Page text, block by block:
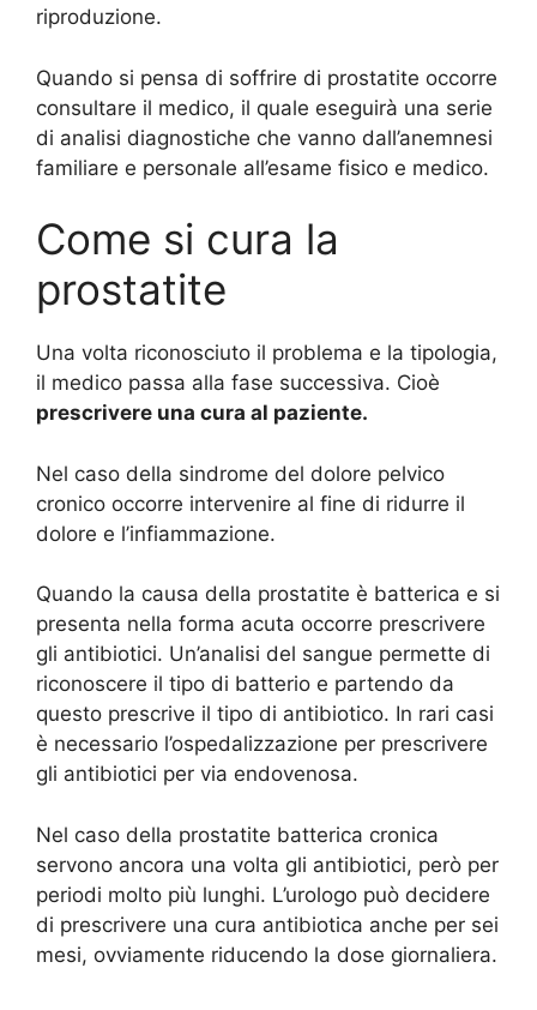
riproduzione.
Quando si pensa di soffrire di prostatite occorre
consultare il medico, il quale eseguirà una serie
di analisi diagnostiche che vanno dall’anemnesi
familiare e personale all’esame fisico e medico.
Come si cura la
prostatite
Una volta riconosciuto il problema e la tipologia,
il medico passa alla fase successiva. Cioè
prescrivere una cura al paziente.
Nel caso della sindrome del dolore pelvico
cronico occorre intervenire al fine di ridurre il
dolore e l’infiammazione.
Quando la causa della prostatite è batterica e si
presenta nella forma acuta occorre prescrivere
gli antibiotici. Un’analisi del sangue permette di
riconoscere il tipo di batterio e partendo da
questo prescrive il tipo di antibiotico. In rari casi
è necessario l’ospedalizzazione per prescrivere
gli antibiotici per via endovenosa.
Nel caso della prostatite batterica cronica
servono ancora una volta gli antibiotici, però per
periodi molto più lunghi. L’urologo può decidere
di prescrivere una cura antibiotica anche per sei
mesi, ovviamente riducendo la dose giornaliera.